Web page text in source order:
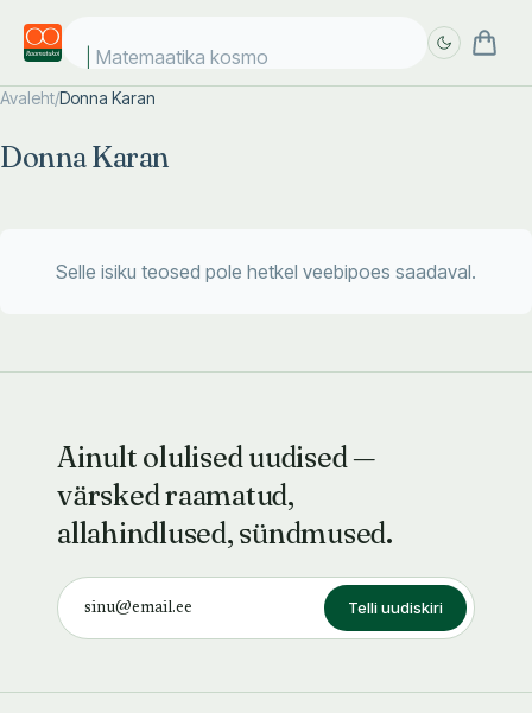
Matemaatika kosmo
Avaleht/Donna Karan
Donna Karan
Selle isiku teosed pole hetkel veebipoes saadaval.
Ainult olulised uudised —
värsked raamatud,
allahindlused, sündmused.
Telli uudiskiri